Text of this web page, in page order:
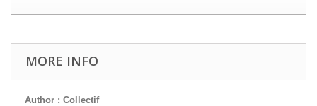
MORE INFO
Author : Collectif